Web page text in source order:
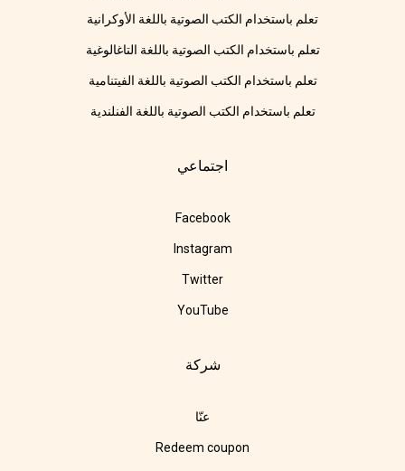
تعلم باستخدام الكتب الصوتية باللغة الأوكرانية
تعلم باستخدام الكتب الصوتية باللغة التاغالوغية
تعلم باستخدام الكتب الصوتية باللغة الفيتنامية
تعلم باستخدام الكتب الصوتية باللغة الفنلندية
اجتماعي
Facebook
Instagram
Twitter
YouTube
شركة
عنّا
Redeem coupon